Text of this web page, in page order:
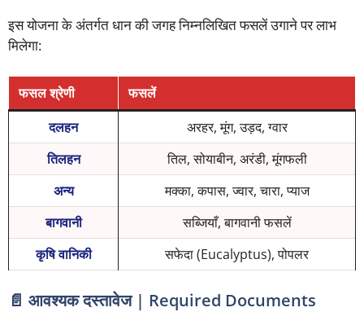
इस योजना के अंतर्गत धान की जगह निम्नलिखित फसलें उगाने पर लाभ
मिलेगा:
फसल श्रेणी
फसलें
दलहन
अरहर, मूंग, उड़द, ग्वार
तिलहन
तिल, सोयाबीन, अरंडी, मूंगफली
अन्य
मक्का, कपास, ज्वार, चारा, प्याज
बागवानी
सब्जियाँ, बागवानी फसलें
कृषि वानिकी
सफेदा (Eucalyptus), पोपलर
📄 आवश्यक दस्तावेज | Required Documents